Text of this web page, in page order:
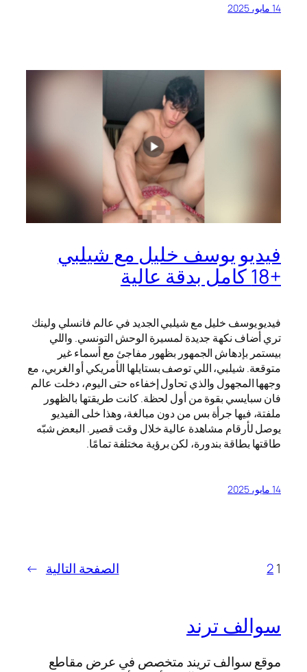
14 مايو، 2025
فيديو يوسف خليل مع شيلبي
+18 كامل بدقة عالية
فيديو يوسف خليل مع شيلبي الجديد في عالم فانسلي ولينك
تري أضاف نكهة جديدة لمسيرة الوحش التونسي. واللي
بيستمر بإدهاش الجمهور بظهور مفاجئ مع أسماء غير
متوقعة. شيلبي، اللي توصف بستايلها الأمريكي أو الغربي، مع
وجهها المجهول والذي تحاول إخفاءه حتى اليوم، دخلت عالم
فان سبايسي بقوة من أول لحظة. كانت طريقتها بالظهور
ملفتة، فيها جرأة بس من دون مبالغة، وهذا خلى الفيديو
يوصل لأرقام مشاهدة عالية خلال وقت قصير. البعض شبّه
طاقتها بطاقة بندورة، لكن برؤية مختلفة تمامًا.
14 مايو، 2025
1
2 الصفحة التالية →
سوالف ترند
موقع سوالف تريند متخصص في عرض مقاطع